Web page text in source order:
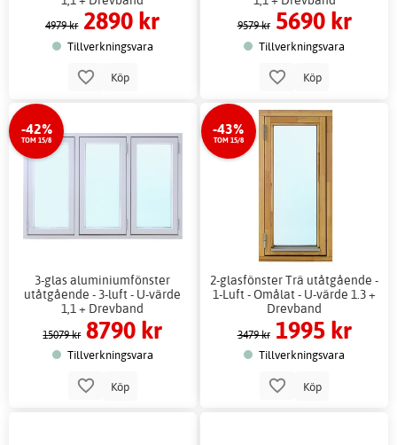
4979 kr 2890 kr
Tillverkningsvara
Köp
9579 kr 5690 kr
Tillverkningsvara
Köp
-42%
TOM 15/8
3-glas aluminiumfönster
utåtgående - 3-luft - U-värde
1,1 + Drevband
15079 kr 8790 kr
Tillverkningsvara
Köp
-43%
TOM 15/8
2-glasfönster Trä utåtgående -
1-Luft - Omålat - U-värde 1.3 +
Drevband
3479 kr 1995 kr
Tillverkningsvara
Köp